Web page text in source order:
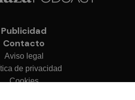
Publicidad
Contacto
Aviso legal
de privacidad
Cookies